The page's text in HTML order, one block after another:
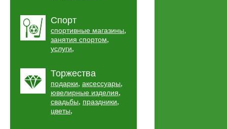
Спорт
спортивные магазины,
занятия спортом,
услуги,
Торжества
подарки, аксессуары,
ювелирные изделия,
свадьбы, праздники,
цветы,